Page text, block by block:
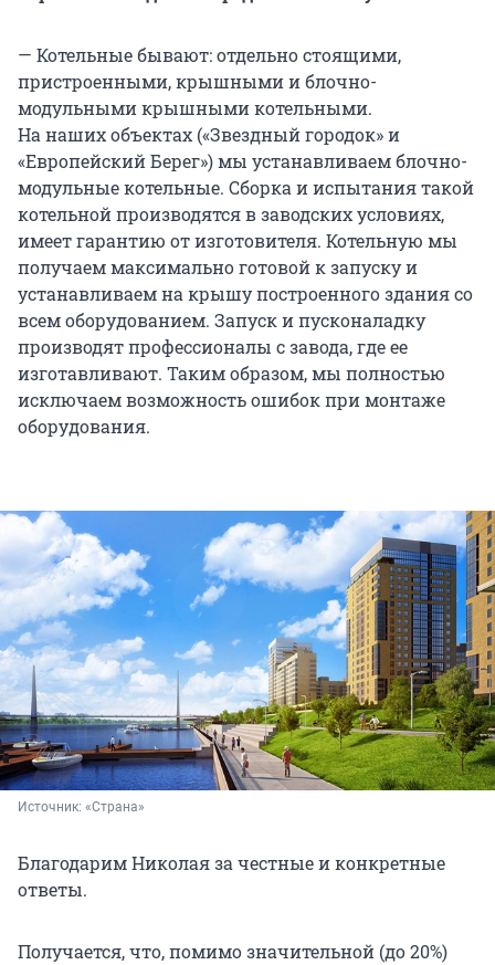
— Котельные бывают: отдельно стоящими,
пристроенными, крышными и блочно-
модульными крышными котельными.
На наших объектах («Звездный городок» и
«Европейский Берег») мы устанавливаем блочно-
модульные котельные. Сборка и испытания такой
котельной производятся в заводских условиях,
имеет гарантию от изготовителя. Котельную мы
получаем максимально готовой к запуску и
устанавливаем на крышу построенного здания со
всем оборудованием. Запуск и пусконаладку
производят профессионалы с завода, где ее
изготавливают. Таким образом, мы полностью
исключаем возможность ошибок при монтаже
оборудования.
Источник: «Страна»
Благодарим Николая за честные и конкретные
ответы.
Получается, что, помимо значительной (до 20%)